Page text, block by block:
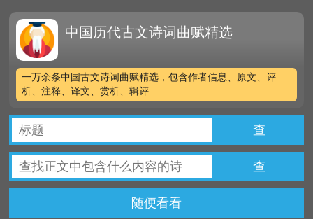
中国历代古文诗词曲赋精选
一万余条中国古文诗词曲赋精选，包含作者信息、原文、评
析、注释、译文、赏析、辑评
查
查
随便看看